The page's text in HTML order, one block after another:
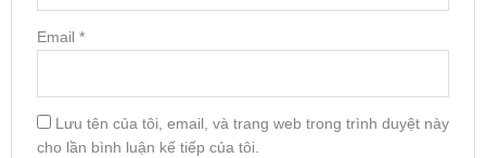
Email *
Lưu tên của tôi, email, và trang web trong trình duyệt này
cho lần bình luận kế tiếp của tôi.